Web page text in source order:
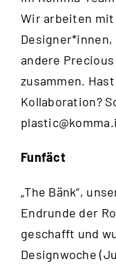
Wir arbeiten mit
andere
zusammen.
Kollaboration?
Funfäct
„The Bänk“,
Endrunde der
geschafft und
Designwoche